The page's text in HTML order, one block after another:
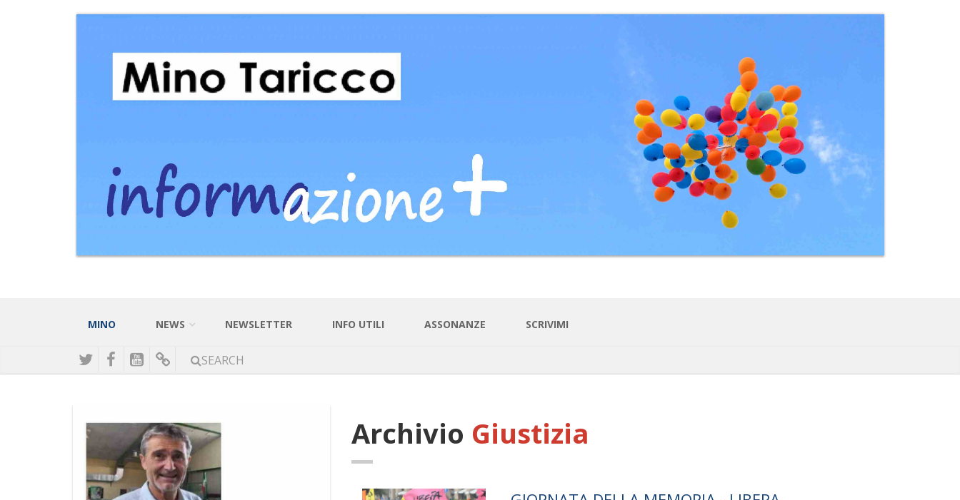
MINO NEWS NEWSLETTER INFO UTILI ASSONANZE SCRIVIMI
SEARCH
Archivio Giustizia